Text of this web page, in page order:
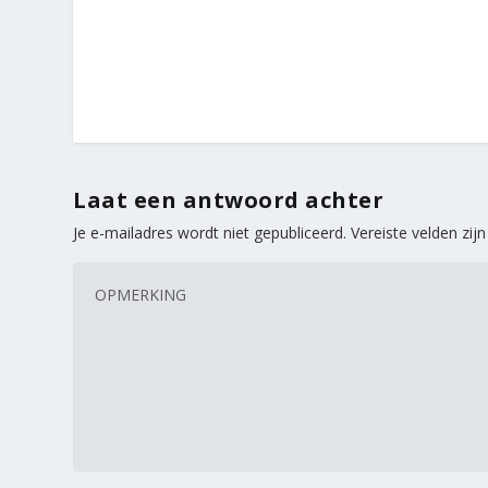
Laat een antwoord achter
Je e-mailadres wordt niet gepubliceerd. Vereiste velden